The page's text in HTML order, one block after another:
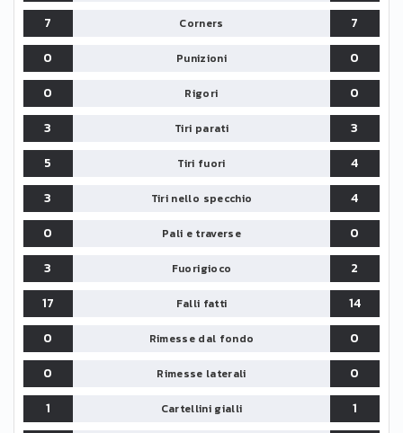
7 Corners
7
0
Punizioni
0
0
Rigori
0
3
Tiri parati
3
5
Tiri fuori
4
3
Tiri nello specchio
4
0
Pali e traverse
0
3
Fuorigioco
2
17
Falli fatti
14
0
Rimesse dal fondo
0
0
Rimesse laterali
0
1
Cartellini gialli
1